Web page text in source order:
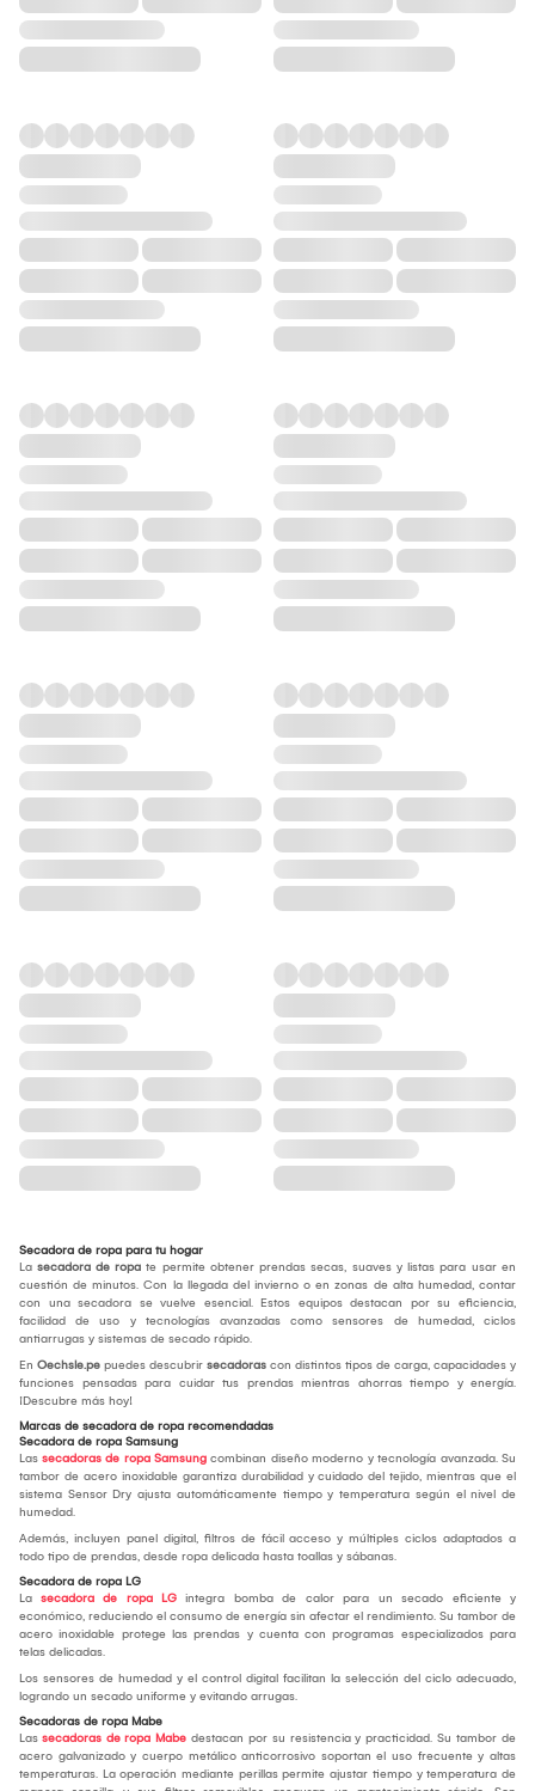
Secadora de ropa para tu hogar
La secadora de ropa te permite obtener prendas secas, suaves y listas para usar en
cuestión de minutos. Con la llegada del invierno o en zonas de alta humedad, contar
con una secadora se vuelve esencial. Estos equipos destacan por su eficiencia,
facilidad de uso y tecnologías avanzadas como sensores de humedad, ciclos
antiarrugas y sistemas de secado rápido.
En Oechsle.pe puedes descubrir secadoras con distintos tipos de carga, capacidades y
funciones pensadas para cuidar tus prendas mientras ahorras tiempo y energía.
¡Descubre más hoy!
Marcas de secadora de ropa recomendadas
Secadora de ropa Samsung
Las secadoras de ropa Samsung combinan diseño moderno y tecnología avanzada. Su
tambor de acero inoxidable garantiza durabilidad y cuidado del tejido, mientras que el
sistema Sensor Dry ajusta automáticamente tiempo y temperatura según el nivel de
humedad.
Además, incluyen panel digital, filtros de fácil acceso y múltiples ciclos adaptados a
todo tipo de prendas, desde ropa delicada hasta toallas y sábanas.
Secadora de ropa LG
La secadora de ropa LG integra bomba de calor para un secado eficiente y
económico, reduciendo el consumo de energía sin afectar el rendimiento. Su tambor de
acero inoxidable protege las prendas y cuenta con programas especializados para
telas delicadas.
Los sensores de humedad y el control digital facilitan la selección del ciclo adecuado,
logrando un secado uniforme y evitando arrugas.
Secadoras de ropa Mabe
Las secadoras de ropa Mabe destacan por su resistencia y practicidad. Su tambor de
acero galvanizado y cuerpo metálico anticorrosivo soportan el uso frecuente y altas
temperaturas. La operación mediante perillas permite ajustar tiempo y temperatura de